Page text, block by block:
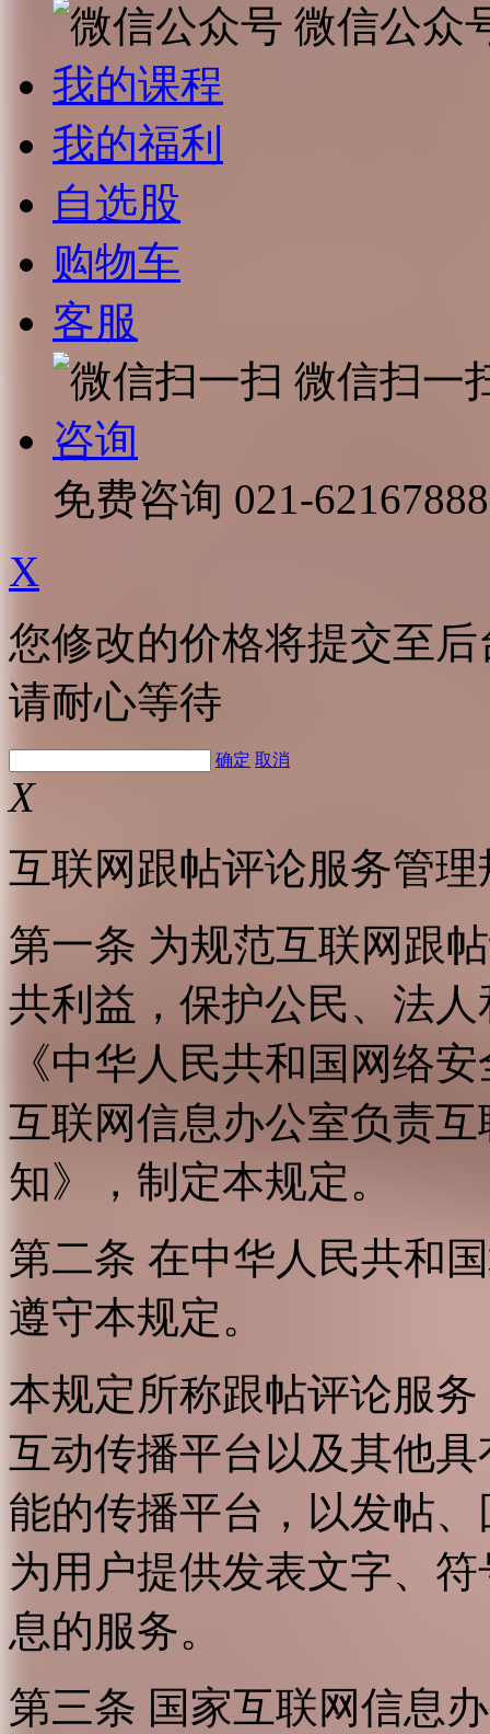
微信公众
我的课程
我的福利
自选股
购物车
客服
微信扫一
咨询
免费咨询 021-62167888
X
您修改的价格将提交至
请耐心等待
确定 取消
X
互联网跟帖评论服务管理
第一条 为规范互联网跟
共利益，保护公民、法
《中华人民共和国网络
互联网信息办公室负责
知》，制定本规定。
第二条 在中华人民共和
遵守本规定。
本规定所称跟帖评论服
互动传播平台以及其他
能的传播平台，以发帖
为用户提供发表文字、
息的服务。
第三条 国家互联网信息